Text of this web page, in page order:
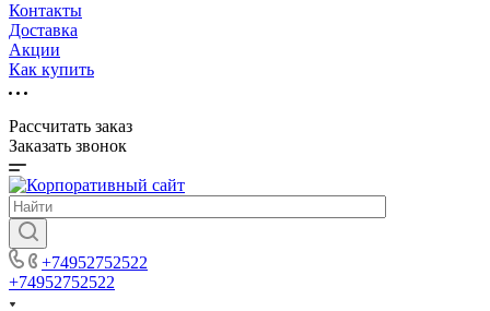
Контакты
Доставка
Акции
Как купить
Рассчитать заказ
Заказать звонок
+74952752522
+74952752522